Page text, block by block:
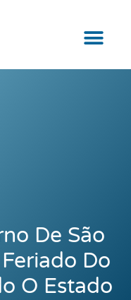
De São
Do
O Estado